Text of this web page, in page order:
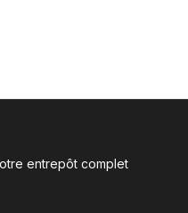
entrepôt complet